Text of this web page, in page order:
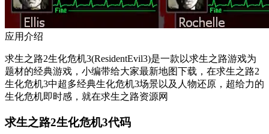
应用介绍
求生之路2生化危机3(ResidentEvil3)是一款以求生之路游戏为
题材的经典游戏，小编带给大家最新地图下载，在求生之路2
生化危机3中超多经典生化危机3场景以及人物还原，超给力的
生化危机即时感，就在求生之路资源网
求生之路2生化危机3代码